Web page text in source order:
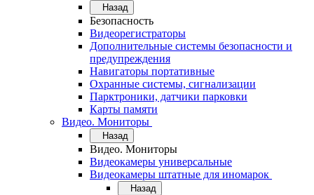
Назад
Безопасность
Видеорегистраторы
Дополнительные системы безопасности и
предупреждения
Навигаторы портативные
Охранные системы, сигнализации
Парктроники, датчики парковки
Карты памяти
Видео. Мониторы
Назад
Видео. Мониторы
Видеокамеры универсальные
Видеокамеры штатные для иномарок
Назад